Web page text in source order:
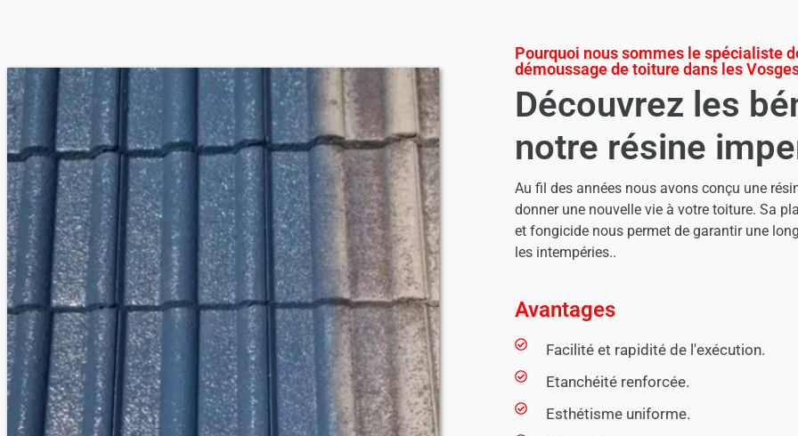
Pourquoi nous sommes le spécialiste
démoussage de toiture dans les
Découvrez les
notre résine
Au fil des années nous avons conçu une
donner une nouvelle vie à votre toiture. Sa
et fongicide nous permet de garantir une
les intempéries..
Avantages
Facilité et rapidité de l'exécution.
Etanchéité renforcée.
Esthétisme uniforme.